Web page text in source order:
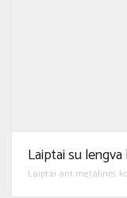
Laiptai su
Laiptai ant metalinės